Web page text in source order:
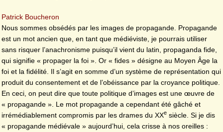
Patrick Boucheron
Nous sommes obsédés par les images de propagande. Propagande
est un mot ancien que, en tant que médiéviste, je pourrais utiliser
sans risquer l’anachronisme puisqu’il vient du latin, propaganda fide,
qui signifie « propager la foi ». Or « fides » désigne au Moyen Âge la
foi et la fidélité. Il s’agit en somme d’un système de représentation qui
produit du consentement et de l’obéissance par la croyance politique.
En ceci, on peut dire que toute politique d’images est une œuvre de
« propagande ». Le mot propagande a cependant été gâché et
irrémédiablement compromis par les drames du XXe siècle. Si je dis
« propagande médiévale » aujourd’hui, cela crisse à nos oreilles :